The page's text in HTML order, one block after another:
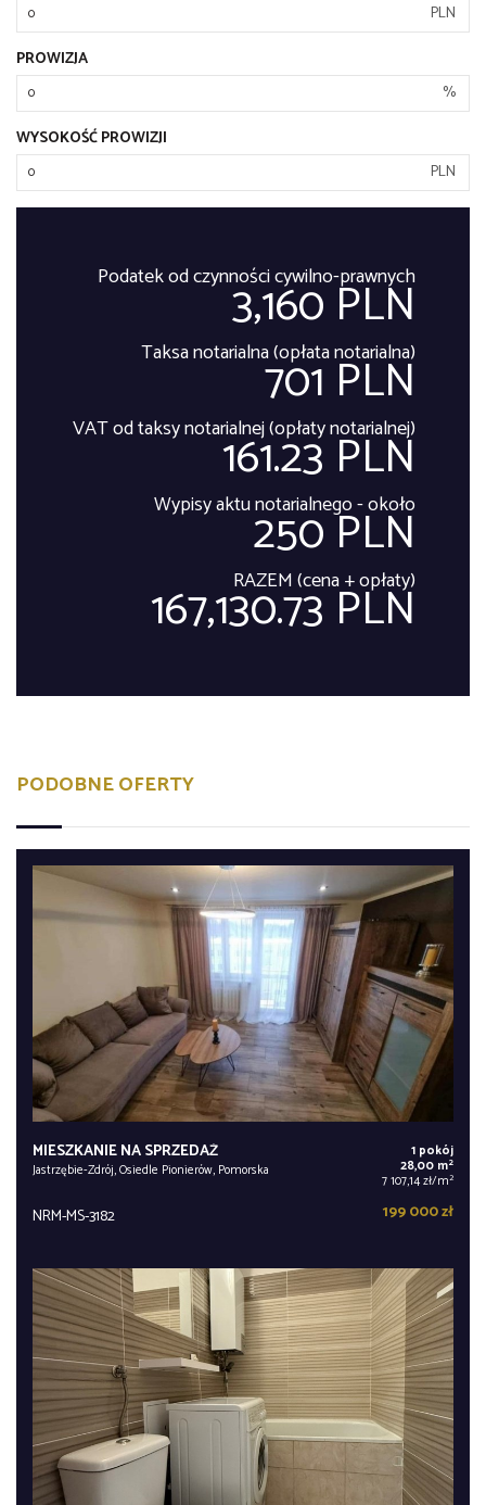
PLN
PROWIZJA
%
WYSOKOŚĆ PROWIZJI
PLN
Podatek od czynności cywilno-prawnych
3,160 PLN
Taksa notarialna (opłata notarialna)
701 PLN
VAT od taksy notarialnej (opłaty notarialnej)
161.23 PLN
Wypisy aktu notarialnego - około
250 PLN
RAZEM (cena + opłaty)
167,130.73 PLN
PODOBNE OFERTY
MIESZKANIE NA SPRZEDAŻ
Jastrzębie-Zdrój, Osiedle Pionierów, Pomorska
1 pokój
28,00 m2
7 107,14 zł/m2
NRM-MS-3182 199 000 zł